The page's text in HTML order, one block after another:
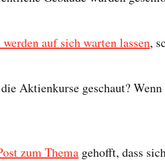
auf sich warten lassen,
Aktienkurse geschaut?
zum Thema gehofft, dass